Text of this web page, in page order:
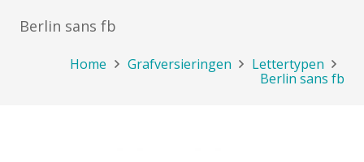
Berlin sans fb
Home Grafversieringen
Lettertypen
Berlin sans fb